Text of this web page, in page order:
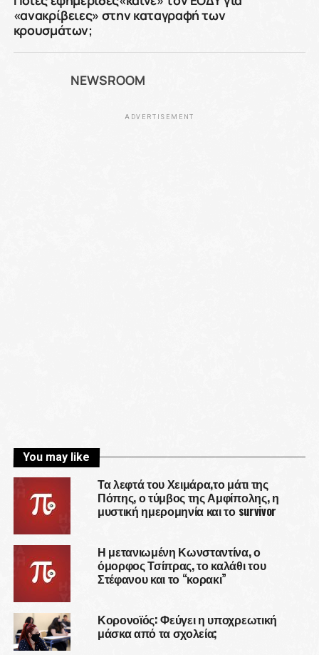
«ανακρίβειες» στην καταγραφή των
κρουσμάτων;
NEWSROOM
ADVERTISEMENT
You may like
Τα λεφτά του Χειμάρα,το μάτι της
Πόπης, ο τύμβος της Αμφίπολης, η
μυστική ημερομηνία και το survivor
Η μετανιωμένη Κωνσταντίνα, ο
όμορφος Τσίπρας, το καλάθι του
Στέφανου και το “κορακι”
Κορονοϊός: Φεύγει η υποχρεωτική
μάσκα από τα σχολεία;